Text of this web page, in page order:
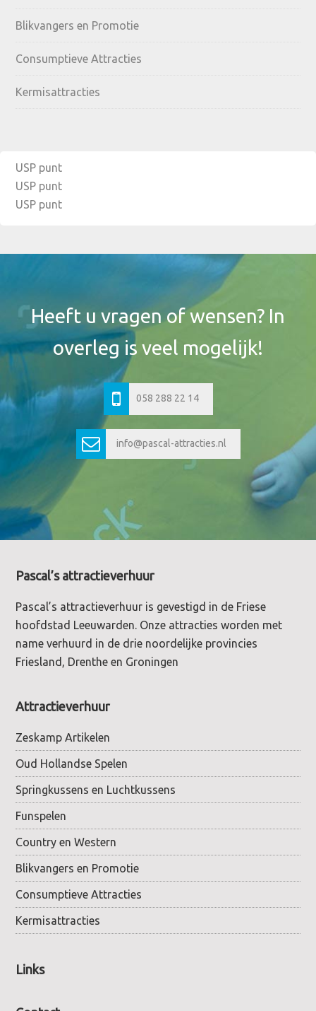
Blikvangers en Promotie
Consumptieve Attracties
Kermisattracties
USP punt
USP punt
USP punt
Header
Heeft u vragen of wensen? In
overleg is veel mogelijk!
058 288 22 14
info@pascal-attracties.nl
Footer
Pascal’s attractieverhuur
Pascal’s attractieverhuur is gevestigd in de Friese
hoofdstad Leeuwarden. Onze attracties worden met
name verhuurd in de drie noordelijke provincies
Friesland, Drenthe en Groningen
Attractieverhuur
Zeskamp Artikelen
Oud Hollandse Spelen
Springkussens en Luchtkussens
Funspelen
Country en Western
Blikvangers en Promotie
Consumptieve Attracties
Kermisattracties
Links